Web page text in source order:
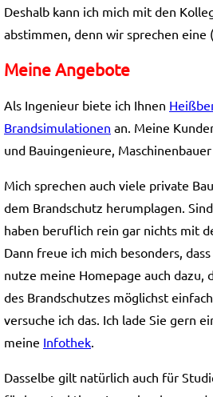
Deshalb kann ich mich mit den
abstimmen, denn wir sprechen eine
Meine Angebote
Als Ingenieur biete ich Ihnen
Brandsimulationen an. Meine
und Bauingenieure,
Mich sprechen auch viele private
dem Brandschutz herumplagen.
haben beruflich rein gar nichts mit
Dann freue ich mich besonders,
nutze meine Homepage auch dazu,
des Brandschutzes möglichst
versuche ich das. Ich lade Sie gern
meine Infothek.
Dasselbe gilt natürlich auch für